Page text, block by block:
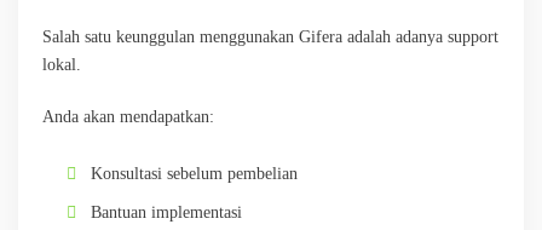
Salah satu keunggulan menggunakan Gifera adalah adanya support
lokal.
Anda akan mendapatkan:
Konsultasi sebelum pembelian
Bantuan implementasi